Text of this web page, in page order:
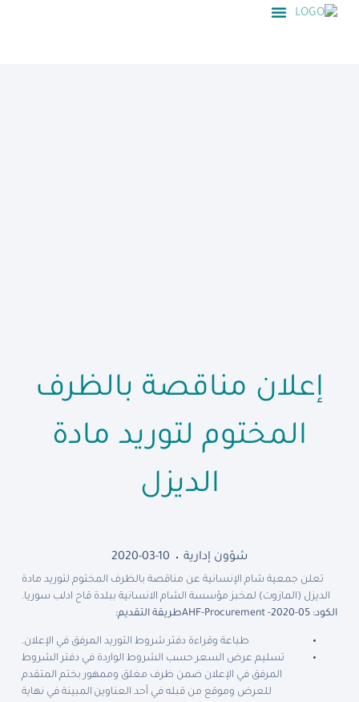
إعلان مناقصة بالظرف
المختوم لتوريد مادة
الديزل
شؤون إدارية 2020-03-10
تعلن جمعية شام الإنسانية عن مناقصة بالظرف المختوم لتوريد مادة
الديزل (المازوت) لمخبز مؤسسة الشام الانسانية ببلدة قاح ادلب سوريا.
الكود: AHF-Procurement -2020-05
طريقة التقديم:
طباعة وقراءة دفتر شروط التوريد المرفق في الإعلان.
تسليم عرض السعر حسب الشروط الواردة في دفتر الشروط
المرفق في الإعلان ضمن ظرف مغلق وممهور بختم المتقدم
للعرض وموقع من قبله في أحد العناوين المبينة في نهاية